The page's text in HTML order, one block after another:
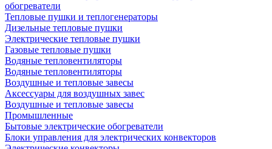
обогреватели
Тепловые пушки и теплогенераторы
Дизельные тепловые пушки
Электрические тепловые пушки
Газовые тепловые пушки
Водяные тепловентиляторы
Водяные тепловентиляторы
Воздушные и тепловые завесы
Аксессуары для воздушных завес
Воздушные и тепловые завесы
Промышленные
Бытовые электрические обогреватели
Блоки управления для электрических конвекторов